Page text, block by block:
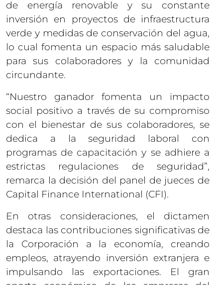
de energía renovable y su constante
inversión en proyectos de infraestructura
verde y medidas de conservación del agua,
lo cual fomenta un espacio más saludable
para sus colaboradores y la comunidad
circundante.
“Nuestro ganador fomenta un impacto
social positivo a través de su compromiso
con el bienestar de sus colaboradores, se
dedica a la seguridad laboral con
programas de capacitación y se adhiere a
estrictas regulaciones de seguridad”,
remarca la decisión del panel de jueces de
Capital Finance International (CFI).
En otras consideraciones, el dictamen
destaca las contribuciones significativas de
la Corporación a la economía, creando
empleos, atrayendo inversión extranjera e
impulsando las exportaciones. El gran